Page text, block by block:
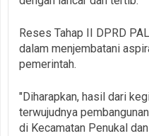
Reses Tahap II DPRD
dalam menjembatani
pemerintah.
"Diharapkan, hasil dari
terwujudnya
di Kecamatan Penukal